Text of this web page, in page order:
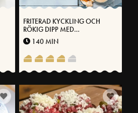
FRITERAD KYCKLING OCH
RÖKIG DIPP MED
VÄSTERBOTTENSOST®
140 MIN